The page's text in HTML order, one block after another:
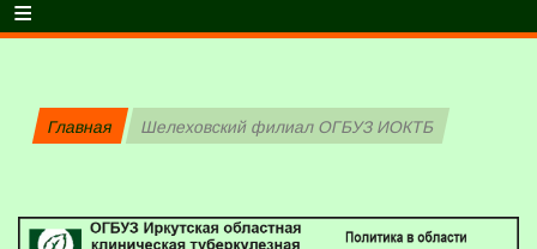
Главная Шелеховский филиал ОГБУЗ ИОКТБ